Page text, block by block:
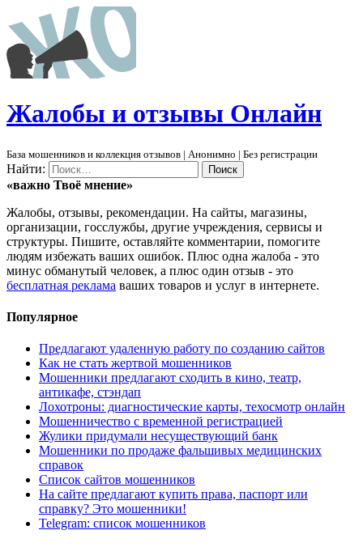
Жалобы и отзывы Онлайн
База мошенников и коллекция отзывов | Анонимно | Без регистрации
Найти:
«важно Твоё мнение»
Жалобы, отзывы, рекомендации. На сайты, магазины,
организации, госслужбы, другие учреждения, сервисы и
структуры. Пишите, оставляйте комментарии, помогите
людям избежать ваших ошибок. Плюс одна жалоба - это
минус обманутый человек, а плюс один отзыв - это
бесплатная реклама ваших товаров и услуг в интернете.
Популярное
Предлагают удаленную работу по созданию сайтов
Как не стать жертвой мошенников
Мошенники предлагают сходить в кино, театр,
антикафе, стэндап
Лохотроны: диагностические карты, техосмотр онлайн
Мошенничество с временной регистрацией
Жулики придумали несуществующий банк
Мошенники по продаже фальшивых медицинских
справок
Список сайтов мошенников
На сайте предлагают купить права, паспорт или
справку? Это мошенники!
Telegram: список мошенников